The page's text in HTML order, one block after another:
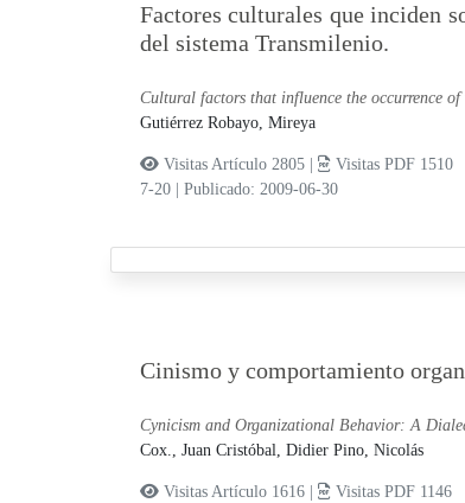
Factores culturales que inciden
del sistema Transmilenio.
Cultural factors that influence the occurrence
Gutiérrez Robayo, Mireya
Visitas Artículo 2805 |
Visitas PDF 1510
7-20
Publicado: 2009-06-30
Cinismo y comportamiento
Cynicism and Organizational Behavior: A
Cox., Juan Cristóbal, Didier Pino, Nicolás
Visitas Artículo 1616 |
Visitas PDF 1146